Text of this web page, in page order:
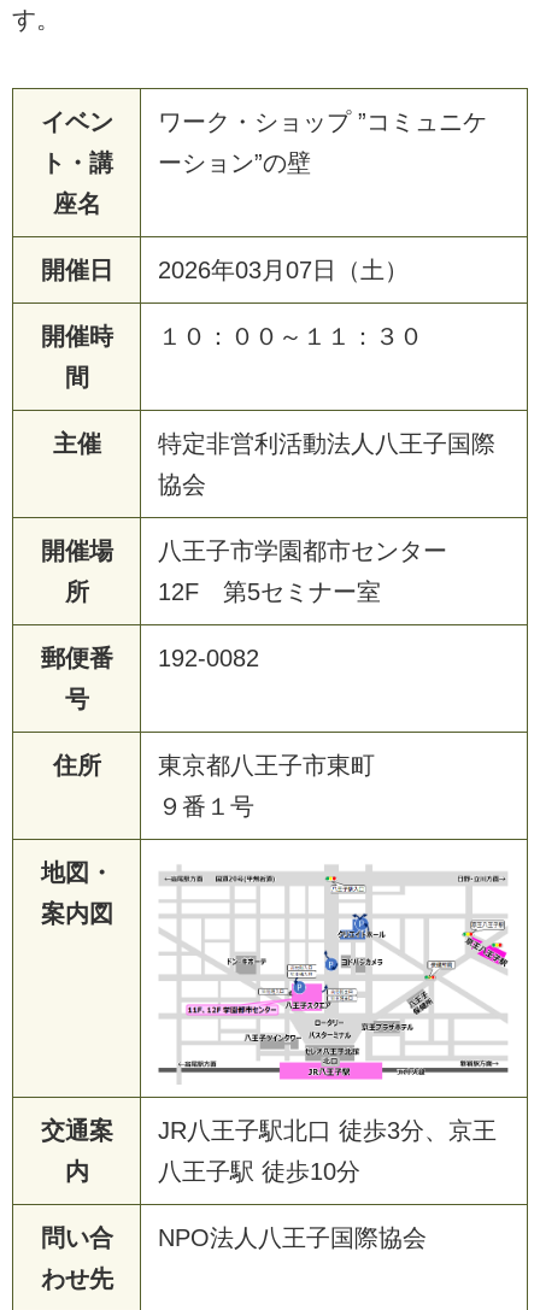
す。
イベン
ト・講
座名
ワーク・ショップ ”コミュニケ
ーション”の壁
開催日 2026年03月07日（土）
開催時
間
１０：００～１１：３０
主催
特定非営利活動法人八王子国際
協会
開催場
所
八王子市学園都市センター
12F 第5セミナー室
郵便番
号
192-0082
住所
東京都八王子市東町
９番１号
地図・
案内図
交通案
内
JR八王子駅北口 徒歩3分、京王
八王子駅 徒歩10分
問い合
わせ先
NPO法人八王子国際協会